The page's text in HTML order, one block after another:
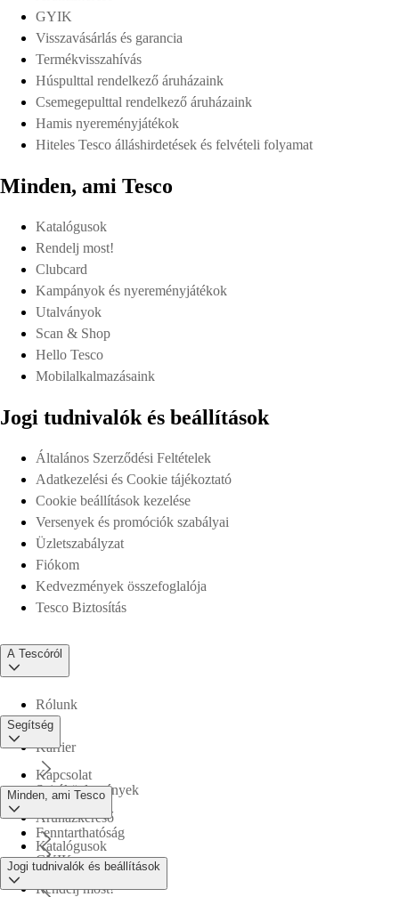
GYIK
Visszavásárlás és garancia
Termékvisszahívás
Húspulttal rendelkező áruházaink
Csemegepulttal rendelkező áruházaink
Hamis nyereményjátékok
Hiteles Tesco álláshirdetések és felvételi folyamat
Minden, ami Tesco
Katalógusok
Rendelj most!
Clubcard
Kampányok és nyereményjátékok
Utalványok
Scan & Shop
Hello Tesco
Mobilalkalmazásaink
Jogi tudnivalók és beállítások
Általános Szerződési Feltételek
Adatkezelési és Cookie tájékoztató
Cookie beállítások kezelése
Versenyek és promóciók szabályai
Üzletszabályzat
Fiókom
Kedvezmények összefoglalója
Tesco Biztosítás
A Tescóról
Rólunk
Karrier
Sajtóközlemények
Fenntarthatóság
Tesco PLC
Segítség
Kapcsolat
Áruházkereső
GYIK
Minden, ami Tesco
Katalógusok
Rendelj most!
Jogi tudnivalók és beállítások